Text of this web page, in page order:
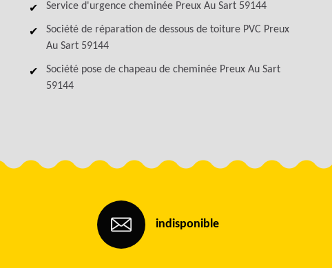
Service d'urgence cheminée Preux Au Sart 59144
Société de réparation de dessous de toiture PVC Preux
Au Sart 59144
Société pose de chapeau de cheminée Preux Au Sart
59144
indisponible